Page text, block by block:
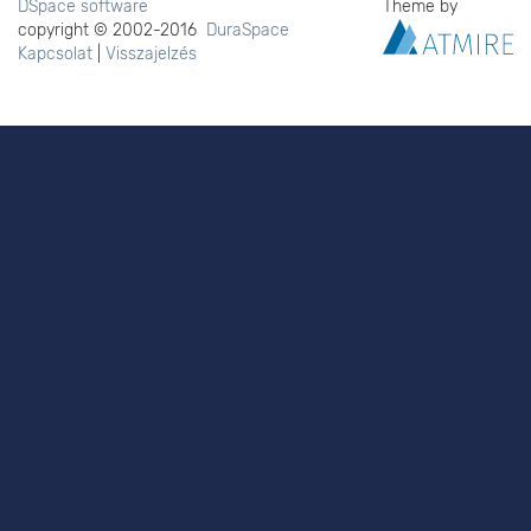
DSpace software
copyright © 2002-2016 DuraSpace
Kapcsolat
Visszajelzés
Theme by